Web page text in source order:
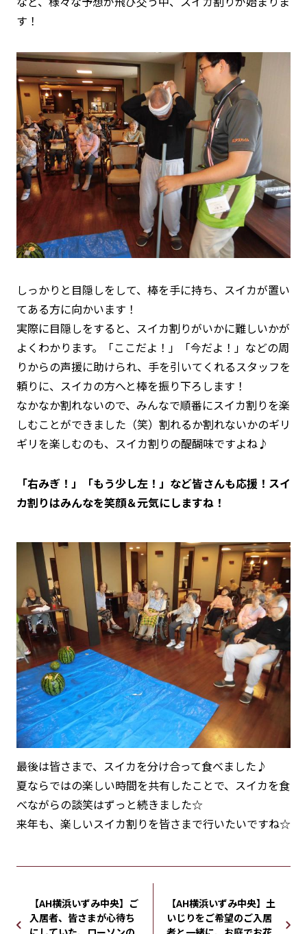
す！
しっかりと目隠しをして、棒を手に持ち、スイカが置い
てある方に向かいます！
実際に目隠しをすると、スイカ割りがいかに難しいかが
よくわかります。「ここだよ！」「今だよ！」などの周
りからの声援に助けられ、手を引いてくれるスタッフを
頼りに、スイカの方へと棒を振り下ろします！
なかなか割れないので、みんなで順番にスイカ割りを楽
しむことができました（笑）割れるか割れないかのギリ
ギリを楽しむのも、スイカ割りの醍醐味ですよね♪
「右みぎ！」「もう少し左！」など皆さんも応援！スイ
カ割りはみんなを笑顔＆元気にしますね！
最後は皆さまで、スイカを分け合って食べました♪
夏ならではの楽しい時間を共有したことで、スイカを食
べながらの談笑はずっと続きました☆
来年も、楽しいスイカ割りを皆さまで行いたいですね☆
【AH横浜いずみ中央】ご
入居者、皆さまが心待ち
【AH横浜いずみ中央】土
いじりをご希望のご入居